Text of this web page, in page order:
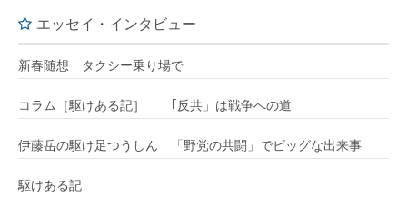
エッセイ・インタビュー
新春随想 タクシー乗り場で
コラム［駆けある記］ ｢反共」は戦争への道
伊藤岳の駆け足つうしん 「野党の共闘」でビッグな出来事
駆けある記